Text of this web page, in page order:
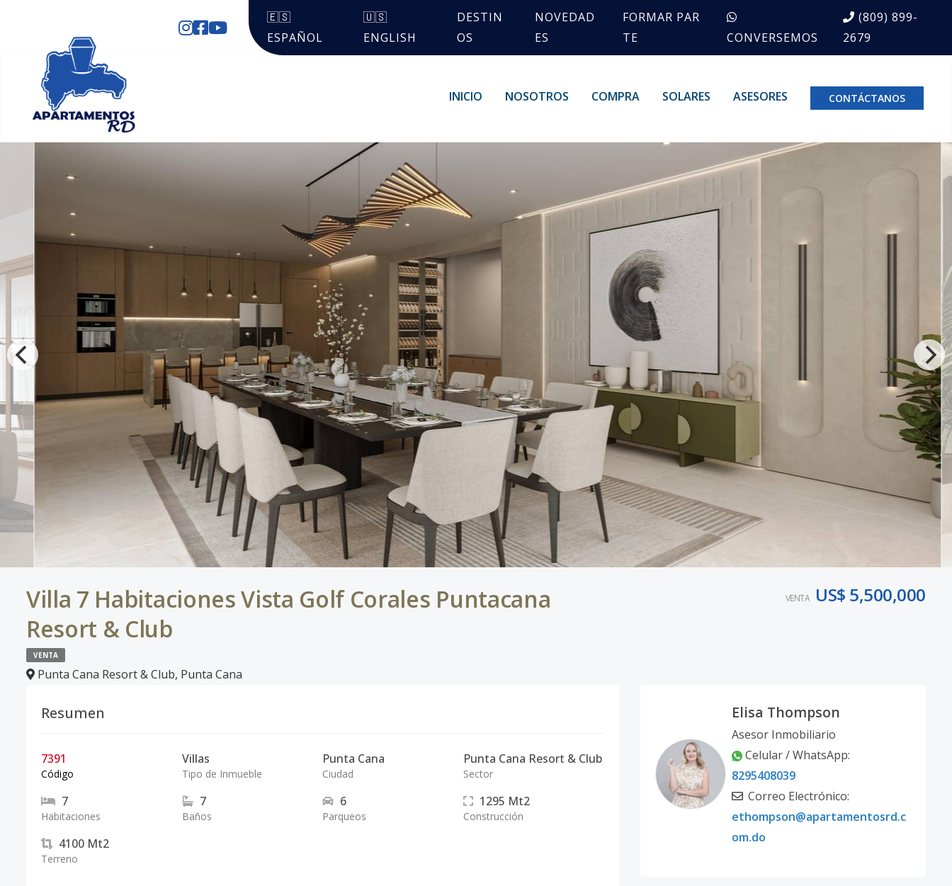
🇪🇸
ESPAÑOL
🇺🇸
ENGLISH
DESTIN
OS
NOVEDAD
ES
FORMAR PAR
TE
CONVERSEMOS
(809) 899-
2679
INICIO NOSOTROS COMPRA SOLARES ASESORES CONTÁCTANOS
Villa 7 Habitaciones Vista Golf Corales Puntacana
Resort & Club
VENTA
Punta Cana Resort & Club, Punta Cana
VENTA US$ 5,500,000
Resumen
7391
Código
Villas
Tipo de Inmueble
Punta Cana
Ciudad
Punta Cana Resort & Club
Sector
7
Habitaciones
7
Baños
6
Parqueos
1295 Mt2
Construcción
4100 Mt2
Terreno
Elisa Thompson
Asesor Inmobiliario
Celular / WhatsApp:
8295408039
Correo Electrónico:
ethompson@apartamentosrd.c
om.do